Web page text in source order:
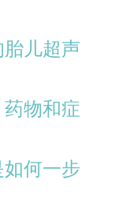
儿超声
物和症
何一步